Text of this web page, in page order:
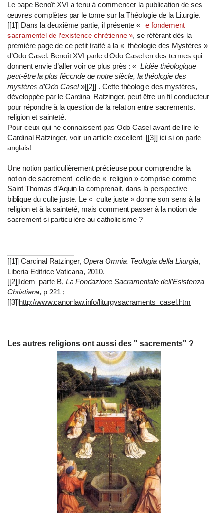
Le pape Benoît XVI a tenu à commencer la publication de ses
œuvres complètes par le tome sur la Théologie de la Liturgie.
[[1]] Dans la deuxième partie, il présente « le fondement
sacramentel de l’existence chrétienne », se référant dès la
première page de ce petit traité à la « théologie des Mystères »
d’Odo Casel. Benoît XVI parle d’Odo Casel en des termes qui
donnent envie d’aller voir de plus près : « L’idée théologique
peut-être la plus féconde de notre siècle, la théologie des
mystères d’Odo Casel»[[2]] . Cette théologie des mystères,
développée par le Cardinal Ratzinger, peut être un fil conducteur
pour répondre à la question de la relation entre sacrements,
religion et sainteté.
Pour ceux qui ne connaissent pas Odo Casel avant de lire le
Cardinal Ratzinger, voir un article excellent [[3]] ici si on parle
anglais!
Une notion particulièrement précieuse pour comprendre la
notion de sacrement, celle de « religion » comprise comme
Saint Thomas d’Aquin la comprenait, dans la perspective
biblique du culte juste. Le « culte juste » donne son sens à la
religion et à la sainteté, mais comment passer à la notion de
sacrement si particulière au catholicisme ?
[[1]] Cardinal Ratzinger, Opera Omnia, Teologia della Liturgia,
Liberia Editrice Vaticana, 2010.
[[2]]Idem, parte B, La Fondazione Sacramentale dell’Esistenza
Christiana, p 221 ;
[[3]]http://www.canonlaw.info/liturgysacraments_casel.htm
Les autres religions ont aussi des " sacrements" ?